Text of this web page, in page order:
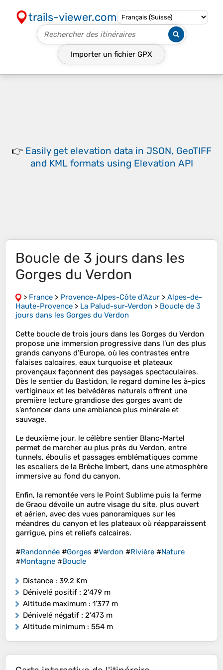
trails-viewer.com
Importer un fichier GPX
👉 Easily get elevation data in JSON, GeoTIFF
and KML formats using Elevation API
Boucle de 3 jours dans les
Gorges du Verdon
> France > Provence-Alpes-Côte d'Azur > Alpes-de-
Haute-Provence > La Palud-sur-Verdon > Boucle de 3
jours dans les Gorges du Verdon
Cette boucle de trois jours dans les Gorges du Verdon
propose une immersion progressive dans l’un des plus
grands canyons d’Europe, où les contrastes entre
falaises calcaires, eaux turquoise et plateaux
provençaux façonnent des paysages spectaculaires.
Dès le sentier du Bastidon, le regard domine les à-pics
vertigineux et les belvédères naturels offrent une
première lecture grandiose des gorges avant de
s’enfoncer dans une ambiance plus minérale et
sauvage.
Le deuxième jour, le célèbre sentier Blanc-Martel
permet de marcher au plus près du Verdon, entre
tunnels, éboulis et passages emblématiques comme
les escaliers de la Brèche Imbert, dans une atmosphère
immersive au fond du canyon.
Enfin, la remontée vers le Point Sublime puis la ferme
de Graou dévoile un autre visage du site, plus ouvert
et aérien, avec des vues panoramiques sur les
méandres du canyon et les plateaux où réapparaissent
garrigue, pins et reliefs calcaires.
#Randonnée #Gorges #Verdon #Rivière #Nature
#Montagne #Boucle
Distance : 39.2 Km
Dénivelé positif : 2’479 m
Altitude maximum : 1’377 m
Dénivelé négatif : 2’473 m
Altitude minimum : 554 m